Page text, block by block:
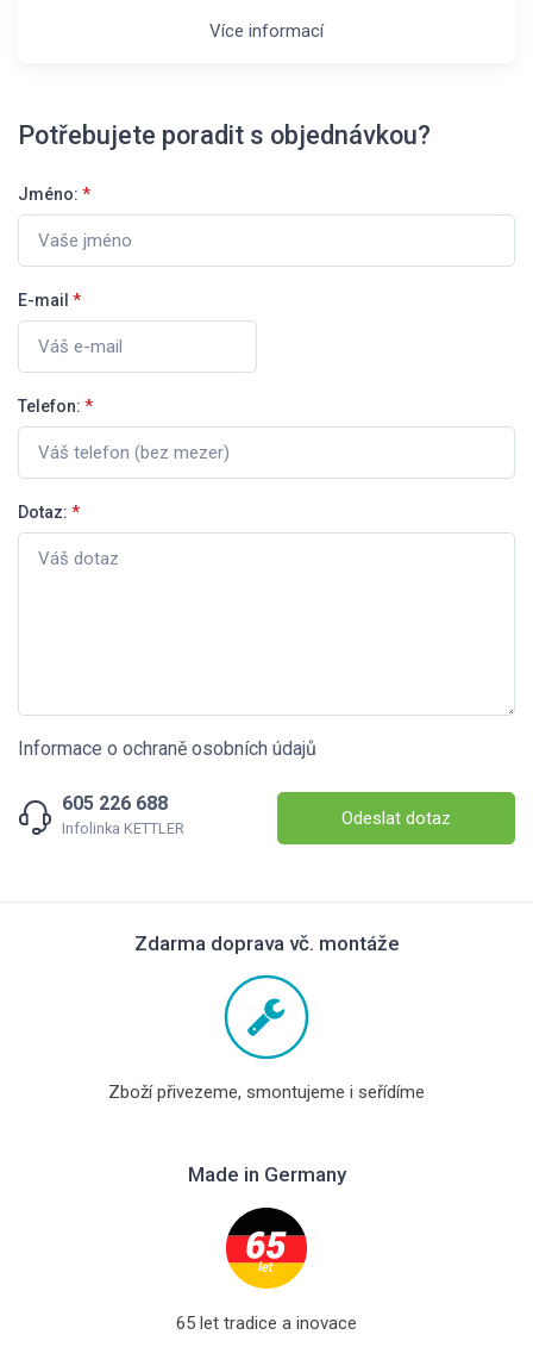
Více informací
Potřebujete poradit s objednávkou?
Jméno: *
E-mail *
Telefon: *
Dotaz: *
Informace o ochraně osobních údajů
605 226 688
Infolinka KETTLER Odeslat dotaz
Zdarma doprava vč. montáže
Zboží přivezeme, smontujeme i seřídíme
Made in Germany
65 let tradice a inovace